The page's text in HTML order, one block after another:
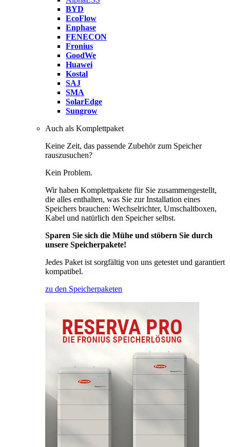
BYD
EcoFlow
Enphase
FENECON
Fronius
GoodWe
Huawei
Kostal
SAJ
SMA
SolarEdge
Sungrow
Auch als Komplettpaket
Keine Zeit, das passende Zubehör zum Speicher
rauszusuchen?
Kein Problem.
Wir haben Komplettpakete für Sie zusammengestellt,
die alles enthalten, was Sie zur Installation eines
Speichers brauchen: Wechselrichter, Umschaltboxen,
Kabel und natürlich den Speicher selbst.
Sparen Sie sich die Mühe und stöbern Sie durch
unsere Speicherpakete!
Jedes Paket ist sorgfältig von uns getestet und garantiert
kompatibel.
zu den Speicherpaketen